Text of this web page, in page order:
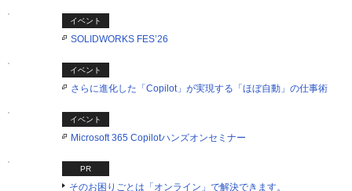
イベント
SOLIDWORKS FES’26
イベント
さらに進化した「Copilot」が実現する「ほぼ自動」の仕事術
イベント
Microsoft 365 Copilotハンズオンセミナー
PR
そのお困りごとは「オンライン」で解決できます。